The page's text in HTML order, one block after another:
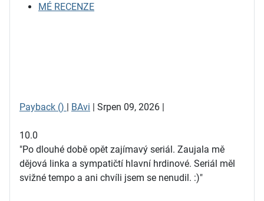
MÉ RECENZE
Payback () | BAvi | Srpen 09, 2026 |
10.0
"Po dlouhé době opět zajímavý seriál. Zaujala mě
dějová linka a sympatičtí hlavní hrdinové. Seriál měl
svižné tempo a ani chvíli jsem se nenudil. :)"